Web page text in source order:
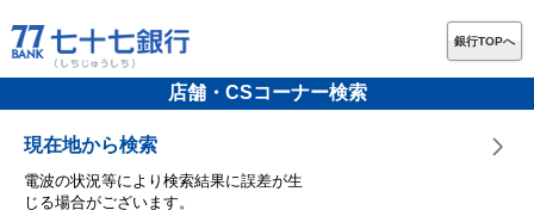
銀行TOPへ
店舗・CSコーナー検索
現在地から検索
電波の状況等により検索結果に誤差が生
じる場合がございます。